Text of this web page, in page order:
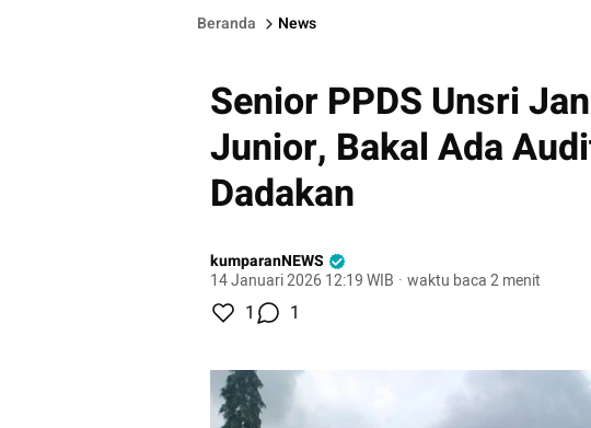
Beranda News
Senior PPDS Unsri
Junior, Bakal Ada
Dadakan
kumparanNEWS
14 Januari 2026 12:19 WIB · waktu baca 2 menit
1 1